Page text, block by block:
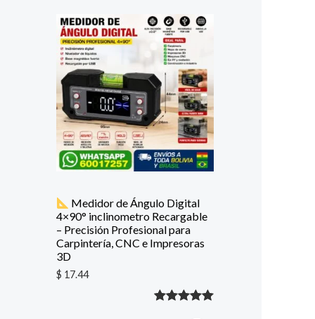
con 5.00de
5 en base
avaloración
de un
cliente
Medidor de Ángulo Digital
4×90° inclinometro Recargable
– Precisión Profesional para
Carpintería, CNC e Impresoras
3D
$ 17.44